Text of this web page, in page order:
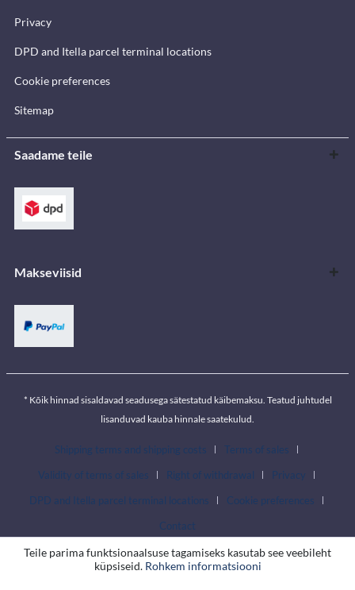
Privacy
DPD and Itella parcel terminal locations
Cookie preferences
Sitemap
Saadame teile
Makseviisid
* Kõik hinnad sisaldavad seadusega sätestatud käibemaksu. Teatud juhtudel
lisanduvad kauba hinnale saatekulud.
Shipping terms and shipping costs
Terms of sales
Validity of terms of sales
Right of withdrawal
Privacy
DPD and Itella parcel terminal locations
Cookie preferences
Contact
Teile parima funktsionaalsuse tagamiseks kasutab see veebileht
küpsiseid. Rohkem informatsiooni